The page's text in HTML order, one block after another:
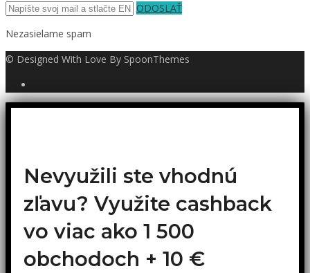
ODOSLAŤ
Nezasielame spam
© Designed With Love By SpoonThemes
Nevyužili ste vhodnú
zľavu? Využite cashback
vo viac ako 1 500
obchodoch + 10 €